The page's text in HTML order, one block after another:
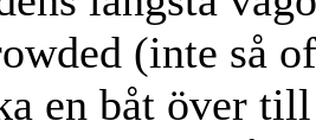
(inte så
en båt över